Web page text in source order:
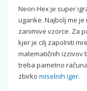
Neon Hex je super
uganke. Najbolj me
zanimive vzorce. Za
kjer je cilj zapolniti
matematičnih izzivov
treba pametno
zbirko miselnih iger.